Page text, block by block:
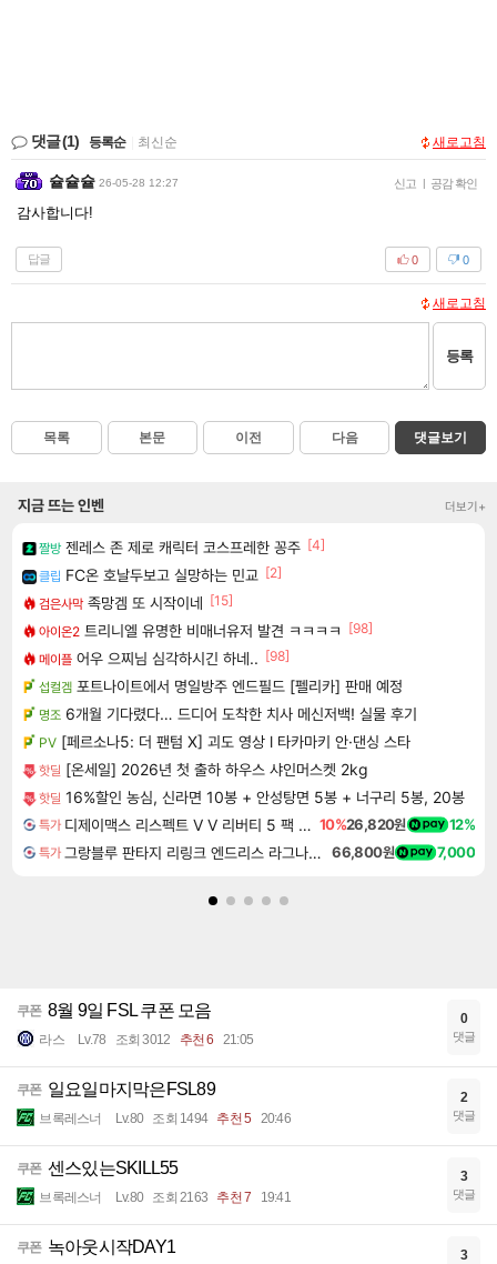
댓글(1) 등록순 최신순 새로고침
슡슡슡 26-05-28 12:27 신고 | 공감 확인
감사합니다!
답글 0
0
새로고침
등록
목록 본문 이전 다음 댓글보기
지금 뜨는 인벤 더보기+
짤방 젠레스 존 제로 캐릭터 코스프레한 꽁주 [4]
클립 FC온 호날두보고 실망하는 민교 [2]
검은사막 족망겜 또 시작이네 [15]
아이온2 트리니엘 유명한 비매너유저 발견 ㅋㅋㅋㅋ
[98]
메이플 어우 으찌님 심각하시긴 하네.. [98]
섭컬겜 포트나이트에서 명일방주 엔드필드 [펠리카] 판매 예정
명조 6개월 기다렸다… 드디어 도착한 치사 메신저백! 실물 후기
PV [페르소나5: 더 팬텀 X] 괴도 영상 l 타카마키 안·댄싱 스타
핫딜 [온세일] 2026년 첫 출하 하우스 샤인머스켓 2kg
핫딜 16%할인 농심, 신라면 10봉 + 안성탕면 5봉 + 너구리 5봉, 20봉
특가 디제이맥스 리스펙트 V V 리버티 5 팩 DJMAX RESPECT V V Liberty 5 Pack DLC 10%26,820원 12%
특가 그랑블루 판타지 리링크 엔드리스 라그나로크 Granblue Fantasy Relink Endless Ragnarok 66,800원 7,000
쿠폰 8월 9일 FSL 쿠폰 모음
라스 Lv.78 조회 3012 추천 6 21:05
0
댓글
쿠폰 일요일마지막은FSL89
브록레스너 Lv.80 조회 1494 추천 5 20:46
2
댓글
쿠폰 센스있는SKILL55
브록레스너 Lv.80 조회 2163 추천 7 19:41
3
댓글
쿠폰 녹아웃시작DAY1 3